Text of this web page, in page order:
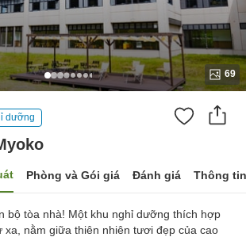
69
dưỡng
Phòng và Gói giá Đánh giá Thông
bộ tòa nhà! Một khu nghỉ dưỡng thích hợp
xa, nằm giữa thiên nhiên tươi đẹp của cao